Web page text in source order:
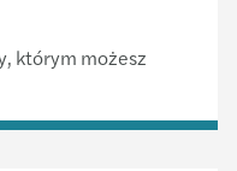
którym możesz